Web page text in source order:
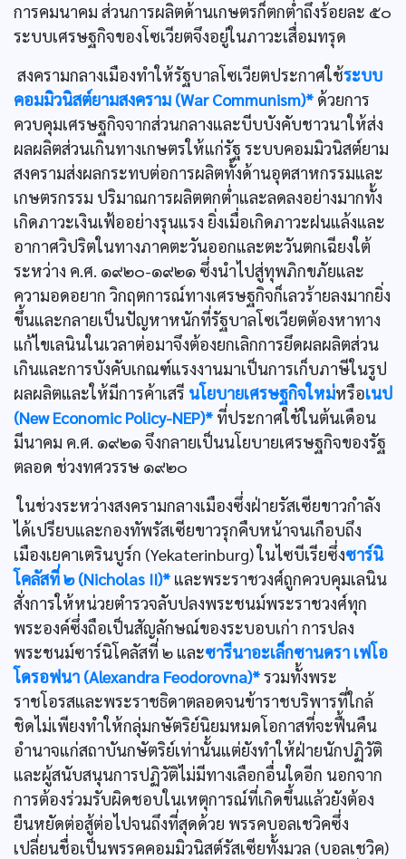
การคมนาคม ส่วนการผลิตด้านเกษตรก็ตกตํ่าถึงร้อยละ ๕๐
ระบบเศรษฐกิจของโซเวียตจึงอยู่ในภาวะเสื่อมทรุด
สงครามกลางเมืองทำให้รัฐบาลโซเวียตประกาศใช้ระบบ
คอมมิวนิสต์ยามสงคราม (War Communism)* ด้วยการ
ควบคุมเศรษฐกิจจากส่วนกลางและบีบบังคับชาวนาให้ส่ง
ผลผลิตส่วนเกินทางเกษตรให้แก่รัฐ ระบบคอมมิวนิสต์ยาม
สงครามส่งผลกระทบต่อการผลิตทั้งด้านอุตสาหกรรมและ
เกษตรกรรม ปริมาณการผลิตตกตํ่าและลดลงอย่างมากทั้ง
เกิดภาวะเงินเฟ้ออย่างรุนแรง ยิ่งเมื่อเกิดภาวะฝนแล้งและ
อากาศวิปริตในทางภาคตะวันออกและตะวันตกเฉียงใต้
ระหว่าง ค.ศ. ๑๙๒๐-๑๙๒๑ ซึ่งนำไปสู่ทุพภิกขภัยและ
ความอดอยาก วิกฤตการณ์ทางเศรษฐกิจก็เลวร้ายลงมากยิ่ง
ขึ้นและกลายเป็นปัญหาหนักที่รัฐบาลโซเวียตต้องหาทาง
แก้ไขเลนินในเวลาต่อมาจึงต้องยกเลิกการยึดผลผลิตส่วน
เกินและการบังคับเกณฑ์แรงงานมาเป็นการเก็บภาษีในรูป
ผลผลิตและให้มีการค้าเสรี นโยบายเศรษฐกิจใหม่หรือเนป
(New Economic Policy-NEP)* ที่ประกาศใช้ในต้นเดือน
มีนาคม ค.ศ. ๑๙๒๑ จึงกลายเป็นนโยบายเศรษฐกิจของรัฐ
ตลอด ช่วงทศวรรษ ๑๙๒๐
ในช่วงระหว่างสงครามกลางเมืองซึ่งฝ่ายรัสเซียขาวกำลัง
ได้เปรียบและกองทัพรัสเซียขาวรุกคืบหน้าจนเกือบถึง
เมืองเยคาเตรินบูร์ก (Yekaterinburg) ในไซบีเรียซึ่งซาร์นิ
โคลัสที่ ๒ (Nicholas II)* และพระราชวงศ์ถูกควบคุมเลนิน
สั่งการให้หน่วยตำรวจลับปลงพระชนม์พระราชวงศ์ทุก
พระองค์ซึ่งถือเป็นสัญลักษณ์ของระบอบเก่า การปลง
พระชนม์ซาร์นิโคลัสที่ ๒ และซารีนาอะเล็กซานดรา เฟโอ
โดรอฟนา (Alexandra Feodorovna)*รวมทั้งพระ
ราชโอรสและพระราชธิดาตลอดจนข้าราชบริพารที่ใกล้
ชิดไม่เพียงทำให้กลุ่มกษัตริย์นิยมหมดโอกาสที่จะฟื้นคืน
อำนาจแก่สถาบันกษัตริย์เท่านั้นแต่ยังทำให้ฝ่ายนักปฏิวัติ
และผู้สนับสนุนการปฏิวัติไม่มีทางเลือกอื่นใดอีก นอกจาก
การต้องร่วมรับผิดชอบในเหตุการณ์ที่เกิดขึ้นแล้วยังต้อง
ยืนหยัดต่อสู้ต่อไปจนถึงที่สุดด้วย พรรคบอลเชวิคซึ่ง
เปลี่ยนชื่อเป็นพรรคคอมมิวนิสต์รัสเซียทั้งมวล (บอลเชวิค)